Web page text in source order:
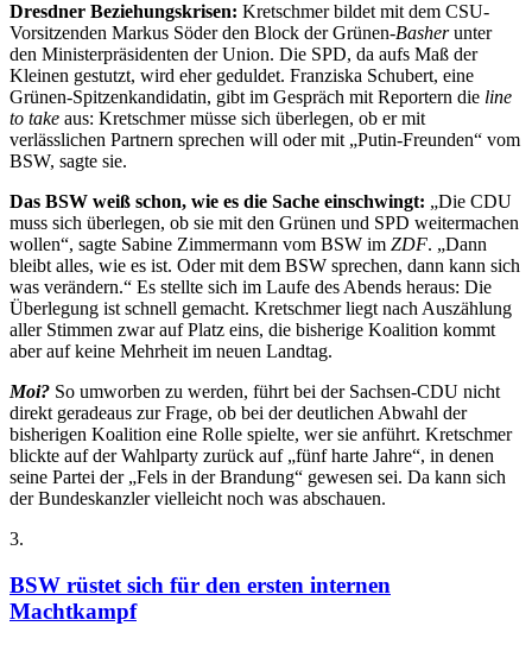
Dresdner Beziehungskrisen: Kretschmer bildet mit dem CSU-
Vorsitzenden Markus Söder den Block der Grünen-Basherunter
den Ministerpräsidenten der Union. Die SPD, da aufs Maß der
Kleinen gestutzt, wird eher geduldet. Franziska Schubert, eine
Grünen-Spitzenkandidatin, gibt im Gespräch mit Reportern die line
to take aus: Kretschmer müsse sich überlegen, ob er mit
verlässlichen Partnern sprechen will oder mit „Putin-Freunden“ vom
BSW, sagte sie.
Das BSW weiß schon, wie es die Sache einschwingt: „Die CDU
muss sich überlegen, ob sie mit den Grünen und SPD weitermachen
wollen“, sagte Sabine Zimmermann vom BSW im ZDF. „Dann
bleibt alles, wie es ist. Oder mit dem BSW sprechen, dann kann sich
was verändern.“ Es stellte sich im Laufe des Abends heraus: Die
Überlegung ist schnell gemacht. Kretschmer liegt nach Auszählung
aller Stimmen zwar auf Platz eins, die bisherige Koalition kommt
aber auf keine Mehrheit im neuen Landtag.
Moi? So umworben zu werden, führt bei der Sachsen-CDU nicht
direkt geradeaus zur Frage, ob bei der deutlichen Abwahl der
bisherigen Koalition eine Rolle spielte, wer sie anführt. Kretschmer
blickte auf der Wahlparty zurück auf „fünf harte Jahre“, in denen
seine Partei der „Fels in der Brandung“ gewesen sei. Da kann sich
der Bundeskanzler vielleicht noch was abschauen.
3.
BSW rüstet sich für den ersten internen
Machtkampf